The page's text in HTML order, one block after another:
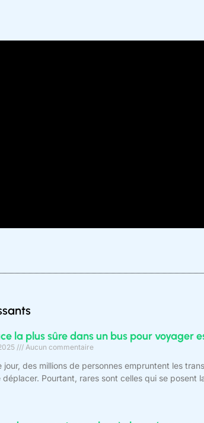
la plus sûre dans un bus pour voyager
Aucun commentaire
jour, des millions de personnes empruntent les
déplacer. Pourtant, rares sont celles qui se posent